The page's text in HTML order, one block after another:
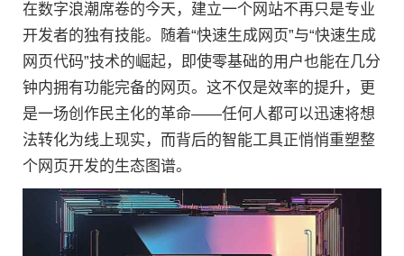
在数字浪潮席卷的今天，建立一个网站不再只是专业
开发者的独有技能。随着“快速生成网页”与“快速生成
网页代码”技术的崛起，即使零基础的用户也能在几分
钟内拥有功能完备的网页。这不仅是效率的提升，更
是一场创作民主化的革命——任何人都可以迅速将想
法转化为线上现实，而背后的智能工具正悄悄重塑整
个网页开发的生态图谱。